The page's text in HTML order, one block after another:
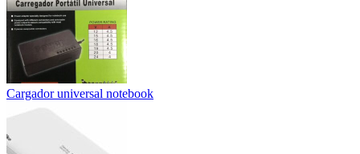
Cargador universal notebook